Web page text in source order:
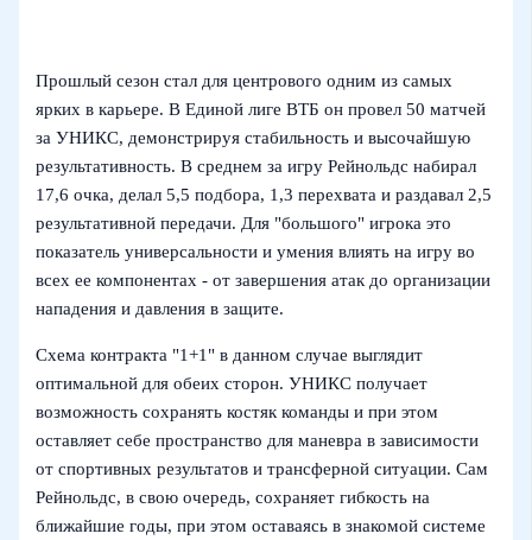
Прошлый сезон стал для центрового одним из самых
ярких в карьере. В Единой лиге ВТБ он провел 50 матчей
за УНИКС, демонстрируя стабильность и высочайшую
результативность. В среднем за игру Рейнольдс набирал
17,6 очка, делал 5,5 подбора, 1,3 перехвата и раздавал 2,5
результативной передачи. Для "большого" игрока это
показатель универсальности и умения влиять на игру во
всех ее компонентах - от завершения атак до организации
нападения и давления в защите.
Схема контракта "1+1" в данном случае выглядит
оптимальной для обеих сторон. УНИКС получает
возможность сохранять костяк команды и при этом
оставляет себе пространство для маневра в зависимости
от спортивных результатов и трансферной ситуации. Сам
Рейнольдс, в свою очередь, сохраняет гибкость на
ближайшие годы, при этом оставаясь в знакомой системе